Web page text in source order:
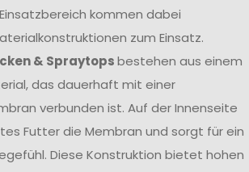
kommen dabei
zum Einsatz.
& Spraytopsbestehen aus einem
das dauerhaft mit einer
verbunden ist. Auf der Innenseite
Futter die Membran und sorgt für ein
Diese Konstruktion bietet hohen